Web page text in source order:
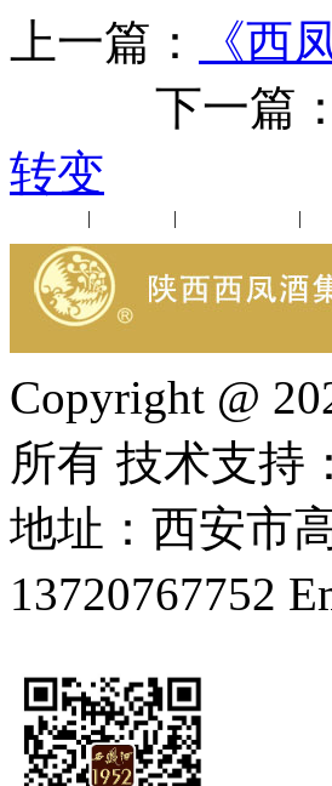
上一篇：
《西
下一篇：
转变
| | |
Copyright @
所有 技术支持：
地址：西安市
13720767752